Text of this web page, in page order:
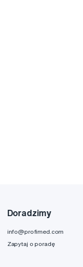
Doradzimy
info@profimed.com
Zapytaj o poradę